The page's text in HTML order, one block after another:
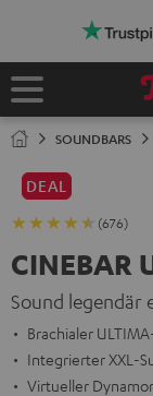
SOUNDBARS
DEAL
(676)
CINEBAR
Sound legendär
Brachialer
Integrierter XXL-
Virtueller